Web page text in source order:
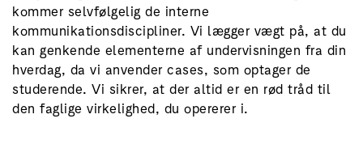
kommer selvfølgelig de interne
kommunikationsdiscipliner. Vi lægger vægt på, at du
kan genkende elementerne af undervisningen fra din
hverdag, da vi anvender cases, som optager de
studerende. Vi sikrer, at der altid er en rød tråd til
den faglige virkelighed, du opererer i.